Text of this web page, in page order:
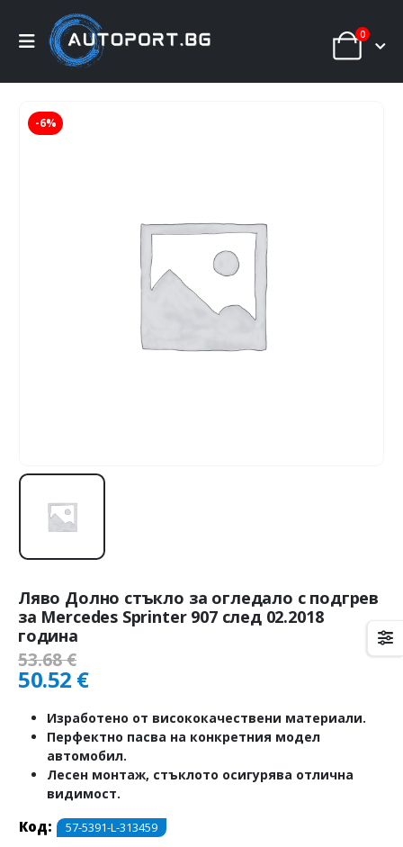
0
-6%
Ляво Долно стъкло за огледало с подгрев
за Mercedes Sprinter 907 след 02.2018
година
53.68€
50.52 €
Изработено от висококачествени материали.
Перфектно пасва на конкретния модел
автомобил.
Лесен монтаж, стъклото осигурява отлична
видимост.
Код: 57-5391-L-313459